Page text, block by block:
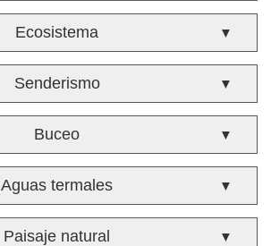
Ecosistema ▼
Senderismo ▼
Buceo ▼
Aguas termales ▼
Paisaje natural ▼